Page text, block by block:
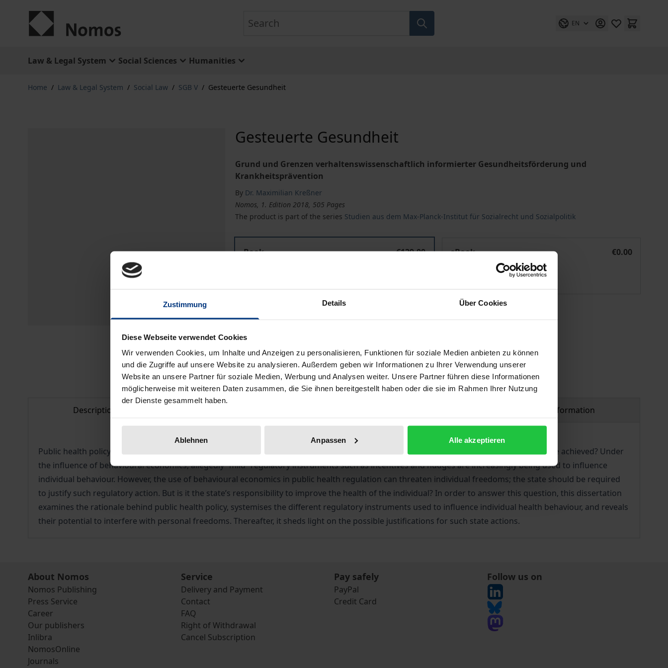
Zustimmung Details Über Cookies
Diese Webseite verwendet Cookies
Wir verwenden Cookies, um Inhalte und Anzeigen zu personalisieren, Funktionen für soziale Medien anbieten zu können
und die Zugriffe auf unsere Website zu analysieren. Außerdem geben wir Informationen zu Ihrer Verwendung unserer
Website an unsere Partner für soziale Medien, Werbung und Analysen weiter. Unsere Partner führen diese Informationen
möglicherweise mit weiteren Daten zusammen, die Sie ihnen bereitgestellt haben oder die sie im Rahmen Ihrer Nutzung
der Dienste gesammelt haben.
Ablehnen Anpassen Alle akzeptieren
EN
Law & Legal System Social Sciences Humanities
Home / Law & Legal System / Social Law / SGB V / Gesteuerte Gesundheit
Gesteuerte Gesundheit
Grund und Grenzen verhaltenswissenschaftlich informierter Gesundheitsförderung und
Krankheitsprävention
By Dr. Maximilian Kreßner
Nomos, 1. Edition 2018, 505 Pages
The product is part of the series Studien aus dem Max-Planck-Institut für Sozialrecht und Sozialpolitik
Book
€129.00
eBook
€0.00
ISBN 978-3-8452-9325-7
Delivery cost notice
Description Product safety information
Public health policy can contribute significantly to the improvement of an individual’s health. But how and by which means can this goal be achieved? Under
the influence of behavioural economics, allegedly “mild” regulatory instruments such as incentives and nudges are increasingly being used to influence
individual behaviour. However, the use of behavioural economics in public health regulation can threaten individual freedoms; the state should be required
to justify such regulatory action. But is it the state’s responsibility to improve the health of the individual? In order to answer this question, this dissertation
examines the rationale behind public health policy, systemises the different regulatory instruments used to influence individual health behaviour, and reveals
their potential to interfere with personal freedoms. Thereafter, it sheds light on the possible justifications for such state actions.
About Nomos
Nomos Publishing
Press Service
Career
Our publishers
Inlibra
NomosOnline
Journals
Service
Delivery and Payment
Contact
FAQ
Right of Withdrawal
Cancel Subscription
Pay safely
PayPal
Credit Card
Follow us on